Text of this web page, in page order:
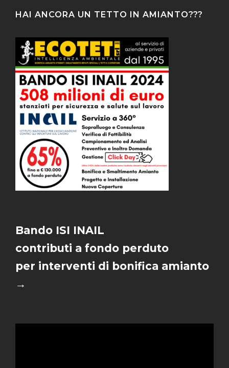
HAI ANCORA UN TETTO IN AMIANTO???
Bando ISI INAIL
contributi a fondo perduto
per interventi di bonifica amianto
→